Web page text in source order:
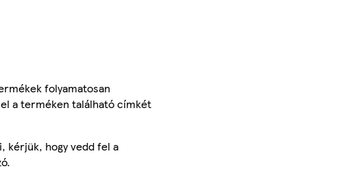
folyamatosan
a terméken található címkét
kérjük, hogy vedd fel a